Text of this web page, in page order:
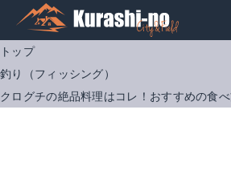
トップ
釣り（フィッシング）
クログチの絶品料理はコレ！おすすめの食